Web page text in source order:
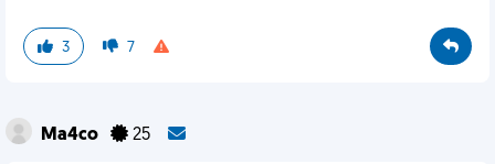
3 7
Ma4co 25